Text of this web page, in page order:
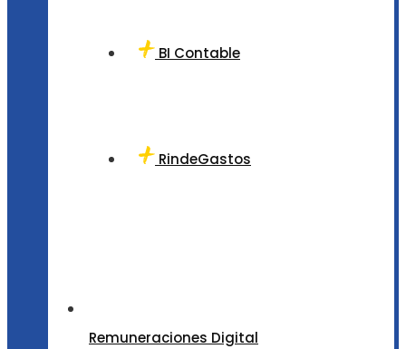
BI Contable
RindeGastos
Remuneraciones Digital